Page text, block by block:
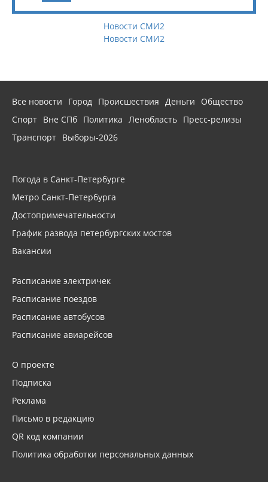
Новости СМИ2
Новости СМИ2
Все новости Город Происшествия Деньги
Общество
Спорт Вне СПб Политика Ленобласть Пресс-релизы
Транспорт Выборы-2026
Погода в Санкт-Петербурге
Метро Санкт-Петербурга
Достопримечательности
График развода петербургских мостов
Вакансии
Расписание электричек
Расписание поездов
Расписание автобусов
Расписание авиарейсов
О проекте
Подписка
Реклама
Письмо в редакцию
QR код компании
Политика обработки персональных данных